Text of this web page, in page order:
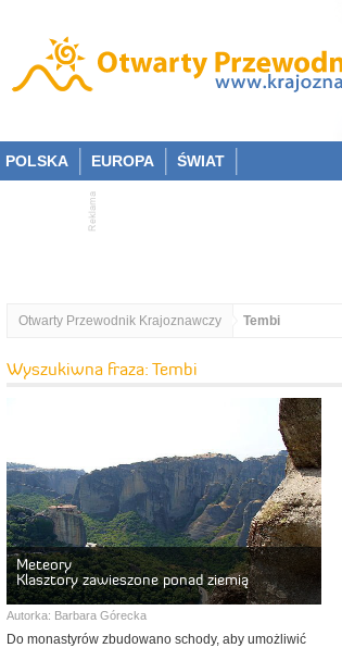
POLSKA EUROPA ŚWIAT
Otwarty Przewodnik Krajoznawczy Tembi
Wyszukiwna fraza: Tembi
Meteory
Klasztory zawieszone ponad ziemią
Autorka: Barbara Górecka
Do monastyrów zbudowano schody, aby umożliwić